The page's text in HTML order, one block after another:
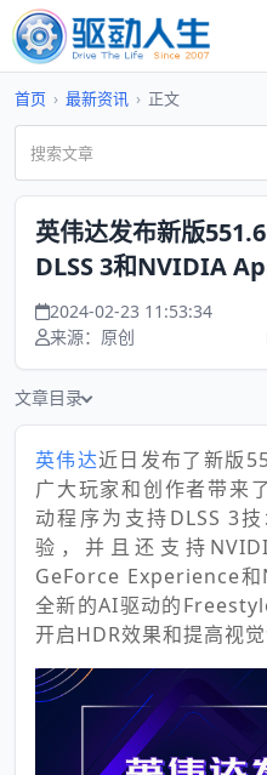
首页 › 最新资讯 › 正文
英伟达发布新版
DLSS 3和NVIDIA
2024-02-23 11:53:34
来源：原创
文章目录
英伟达近日发布了新版
广大玩家和创作者带来
动程序为支持DLSS 3
验，并且还支持
GeForce Experience
全新的AI驱动的
开启HDR效果和提高视觉